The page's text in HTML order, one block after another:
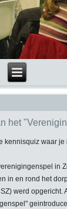
het
kennisquiz waar je
in
in en rond het
werd opgericht.